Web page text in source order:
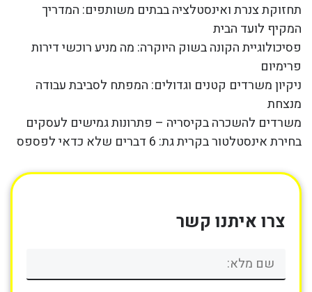
תחזוקת צנרת ואינסטלציה בבתים משותפים: המדריך
המקיף לועד הבית
פסיכולוגיית הקונה בשוק היוקרה: מה מניע רוכשי דירות
פרימיום
ניקיון משרדים קטנים וגדולים: המפתח לסביבת עבודה
מנצחת
משרדים להשכרה בקיסריה – פתרונות גמישים לעסקים
בחירת אינסטלטור בקרית גת: 6 דברים שלא כדאי לפספס
צרו איתנו קשר